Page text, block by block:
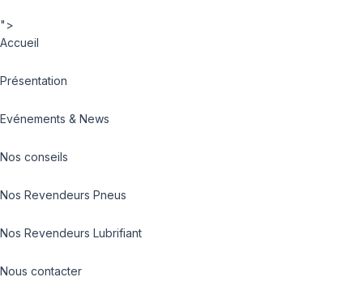
">
Accueil
Présentation
Evénements & News
Nos conseils
Nos Revendeurs Pneus
Nos Revendeurs Lubrifiant
Nous contacter